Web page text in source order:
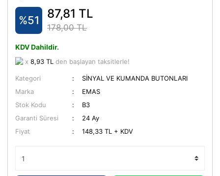
%51 87,81 TL
178,00 TL
KDV Dahildir.
x 8,93 TL den başlayan taksitlerle!
Kategori
SİNYAL VE KUMANDA BUTONLARI
Marka
EMAS
Stok Kodu
B3
Garanti Süresi
24 Ay
Fiyat
148,33 TL + KDV